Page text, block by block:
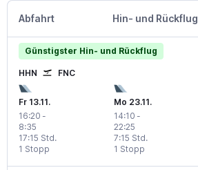
Abfahrt Hin- und Rückflug
Günstigster Hin- und Rückflug
HHN FNC
Fr 13.11.
16:20 -
8:35
1 Stopp
17:15 Std.
Mo 23.11.
14:10 -
22:25
1 Stopp
7:15 Std.